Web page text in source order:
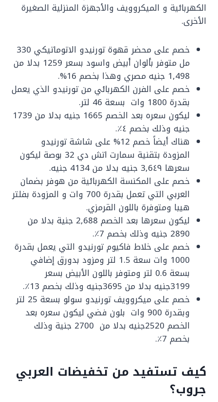
الكهربائية و الميكروويف والأجهزة المنزلية الصغيرة
الأخرى.
خصم على محضر قهوة تورنيدو الاتوماتيكي 330
مل متوفر بألوان أبيض واسود بسعر 1259 بدلا من
1,498 جنيه مصري وهذا بخصم 16%.
خصم على الفرن الكهربائي من تورنيدو الذي يعمل
بقدرة 1800 وات بسعة 46 لتر.
ليكون سعره بعد الخصم 1665 جنيه بدلا من 1739
جنيه وذلك بخصم ٤٪.
هناك أيضاً خصم 12% على شاشة تورنيدو
المزودة بتقنية سمارت اتش دي 32 بوصة ليكون
سعرها 3,6٤٩ جنيه بدلا من 4134 جنيه.
خصم على المكنسة الكهربائية من هوفر بضمان
العربي التي تعمل بقدرة 700 وات و المزودة بفلتر
هيبا ومتوفرة باللون القرمزي.
ليكون سعرها بعد الخصم 2,688 جنية بدلا من
2890 جنيه وذلك بخصم 7٪.
خصم على خلاط فاكيوم تورنيدو التي يعمل بقدرة
1000 وات سعة 1.5 لتر ومزود بدورق إضافي
بسعة 0.6 لتر ومتوفر باللون الأبيض بسعر
3199جنيه بدلا من 3695جنيه وذلك بخصم 13٪.
خصم على ميكروويف تورنيدو سولو بسعة 25 لتر
وبقدرة 900 وات بلون فضي ليكون سعره بعد
الخصم 2520جنيه بدلا من 2700 جنية وذلك
بخصم 7٪.
كيف تستفيد من تخفيضات العربي
جروب؟